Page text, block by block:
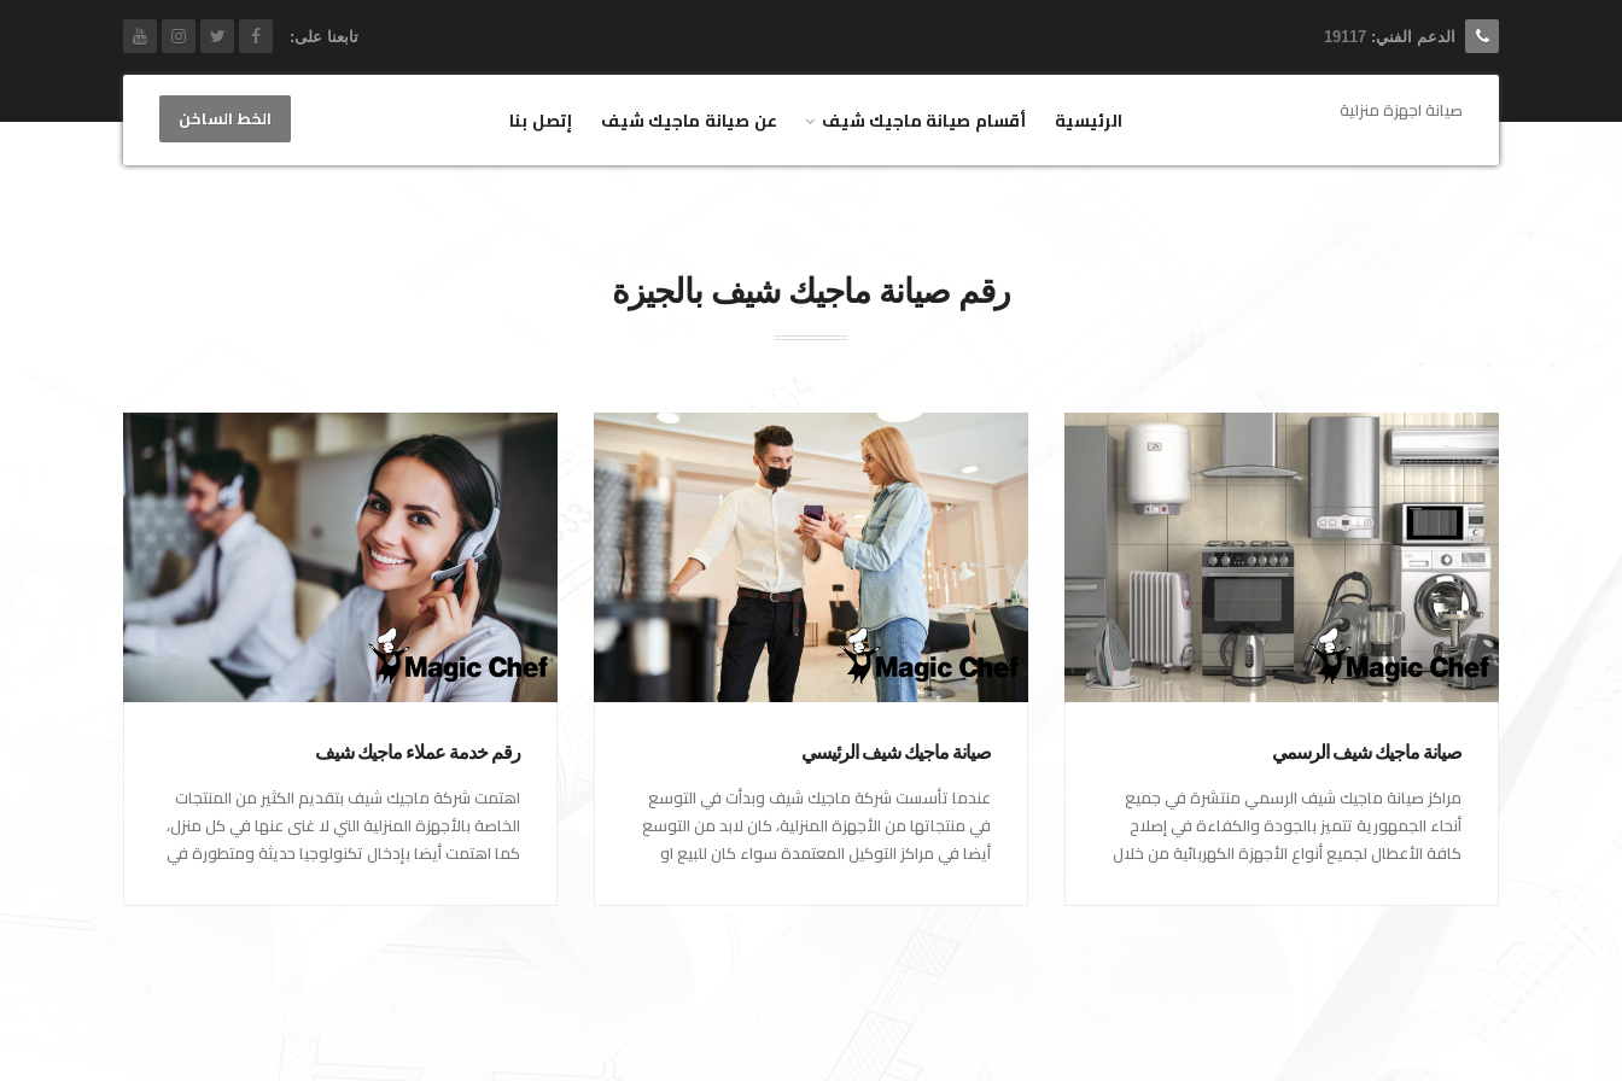
الدعم الفني: 19117 تابعنا على:
صيانة اجهزة منزلية الرئيسية أقسام صيانة ماجيك شيف عن صيانة ماجيك شيف إتصل بنا الخط الساخن
رقم صيانة ماجيك شيف بالجيزة
صيانة ماجيك شيف الرسمي
مراكز صيانة ماجيك شيف الرسمي منتشرة في جميع
أنحاء الجمهورية تتميز بالجودة والكفاءة في إصلاح
كافة الأعطال لجميع أنواع الأجهزة الكهربائية من خلال
صيانة ماجيك شيف الرئيسي
عندما تأسست شركة ماجيك شيف وبدأت في التوسع
في منتجاتها من الأجهزة المنزلية، كان لابد من التوسع
أيضا في مراكز التوكيل المعتمدة سواء كان للبيع او
رقم خدمة عملاء ماجيك شيف
اهتمت شركة ماجيك شيف بتقديم الكثير من المنتجات
الخاصة بالأجهزة المنزلية التي لا غنى عنها في كل منزل،
كما اهتمت أيضا بإدخال تكنولوجيا حديثة ومتطورة في